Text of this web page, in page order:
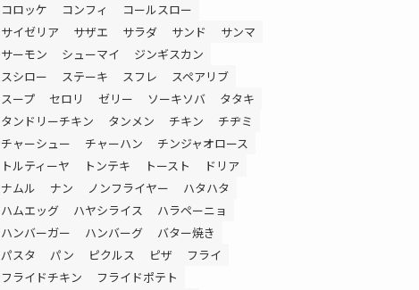
コロッケ
コンフィ
コールスロー
サイゼリア
サザエ サラダ サンド
サンマ
サーモン
シューマイ
ジンギスカン
スシロー
ステーキ スフレ
スペアリブ
スープ
セロリ ゼリー ソーキソバ
タタキ
タンドリーチキン
タンメン チキン
チヂミ
チャーシュー
チャーハン
チンジャオロース
トルティーヤ
トンテキ トースト
ドリア
ナムル
ナン ノンフライヤー
ハタハタ
ハムエッグ
ハヤシライス
ハラペーニョ
ハンバーガー
ハンバーグ
バター焼き
パスタ
パン ピクルス ピザ
フライ
フライドチキン
フライドポテト